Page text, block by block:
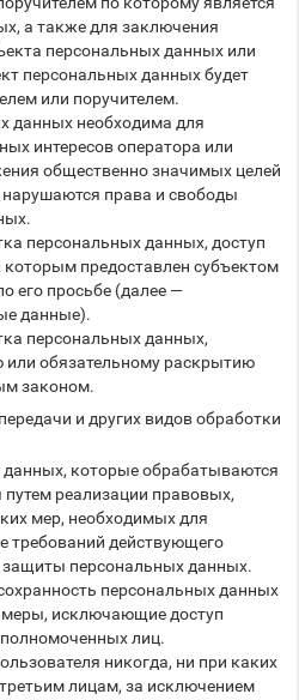
а также для заключения
персональных данных или
персональных данных будет
или поручителем.
данных необходима для
интересов оператора или
общественно значимых целей
нарушаются права и свободы
персональных данных, доступ
которым предоставлен субъектом
его просьбе (далее —
данные).
персональных данных,
обязательному раскрытию
законом.
и других видов обработки
данных, которые обрабатываются
реализации правовых,
мер, необходимых для
требований действующего
защиты персональных данных.
персональных данных
исключающие доступ
лиц.
никогда, ни при каких
лицам, за исключением